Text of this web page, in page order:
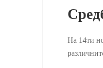
На 14ти